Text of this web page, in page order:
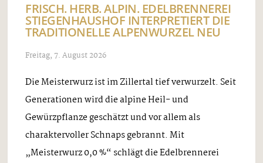
FRISCH. HERB. ALPIN. EDELBRENNEREI
STIEGENHAUSHOF INTERPRETIERT DIE
TRADITIONELLE ALPENWURZEL NEU
Freitag, 7. August 2026
Die Meisterwurz ist im Zillertal tief verwurzelt. Seit
Generationen wird die alpine Heil- und
Gewürzpflanze geschätzt und vor allem als
charaktervoller Schnaps gebrannt. Mit
„Meisterwurz 0,0 %“ schlägt die Edelbrennerei